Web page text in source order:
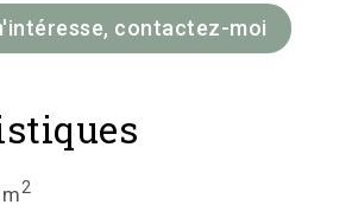
contactez-moi
2